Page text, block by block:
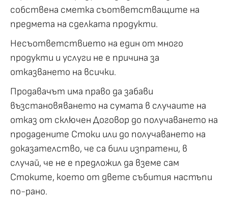
собствена сметка съответстващите на
предмета на сделката продукти.
Несъответствието на един от много
продукти и услуги не е причина за
отказването на всички.
Продавачът има право да забави
възстановяването на сумата в случаите на
отказ от сключен Договор до получаването на
продадените Стоки или до получаването на
доказателство, че са били изпратени, в
случай, че не е предложил да вземе сам
Стоките, което от двете събития настъпи
по-рано.